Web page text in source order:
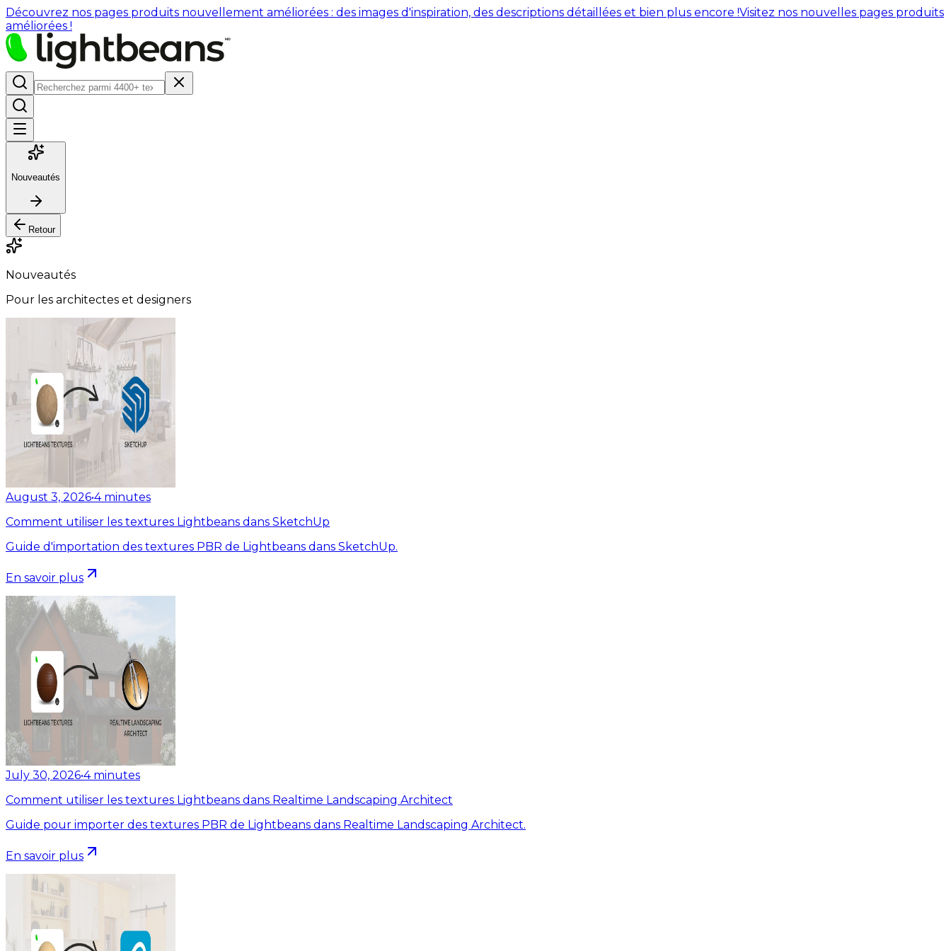
Découvrez nos pages produits nouvellement améliorées : des images d'inspiration, des descriptions détaillées et bien plus encore !Visitez nos nouvelles pages produits
améliorées !
Nouveautés
Retour
Nouveautés
Pour les architectes et designers
August 3, 2026•4 minutes
Comment utiliser les textures Lightbeans dans SketchUp
Guide d'importation des textures PBR de Lightbeans dans SketchUp.
En savoir plus
July 30, 2026•4 minutes
Comment utiliser les textures Lightbeans dans Realtime Landscaping Architect
Guide pour importer des textures PBR de Lightbeans dans Realtime Landscaping Architect.
En savoir plus